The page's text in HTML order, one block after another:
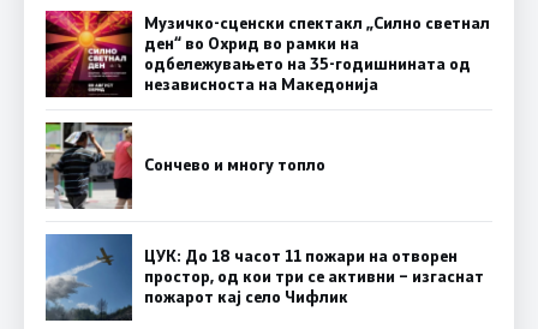
Музичко-сценски спектакл „Силно светнал
ден“ во Охрид во рамки на
одбележувањето на 35-годишнината од
независноста на Македонија
Сончево и многу топло
ЦУК: До 18 часот 11 пожари на отворен
простор, од кои три се активни – изгаснат
пожарот кај село Чифлик